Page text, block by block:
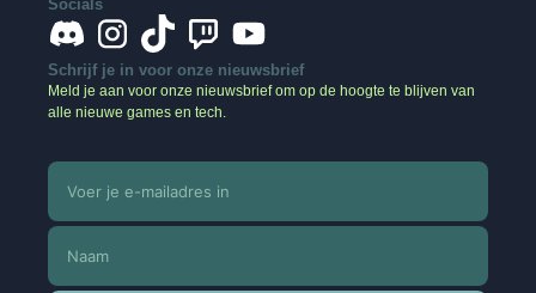
Socials
Schrijf je in voor onze nieuwsbrief
Meld je aan voor onze nieuwsbrief om op de hoogte te blijven van
alle nieuwe games en tech.